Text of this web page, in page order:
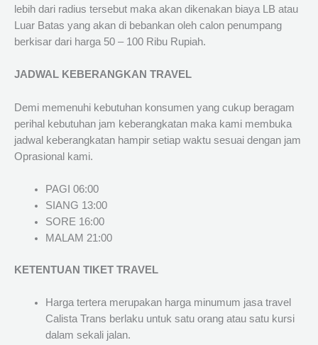
lebih dari radius tersebut maka akan dikenakan biaya LB atau
Luar Batas yang akan di bebankan oleh calon penumpang
berkisar dari harga 50 – 100 Ribu Rupiah.
JADWAL KEBERANGKAN TRAVEL
Demi memenuhi kebutuhan konsumen yang cukup beragam
perihal kebutuhan jam keberangkatan maka kami membuka
jadwal keberangkatan hampir setiap waktu sesuai dengan jam
Oprasional kami.
PAGI 06:00
SIANG 13:00
SORE 16:00
MALAM 21:00
KETENTUAN TIKET TRAVEL
Harga tertera merupakan harga minumum jasa travel
Calista Trans berlaku untuk satu orang atau satu kursi
dalam sekali jalan.